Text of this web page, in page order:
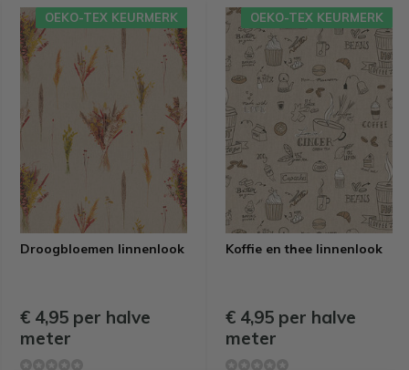
Droogbloemen linnenlook
OEKO-TEX KEURMERK
€ 4,95 per halve
meter
Koffie en thee linnenlook
OEKO-TEX KEURMERK
€ 4,95 per halve
meter